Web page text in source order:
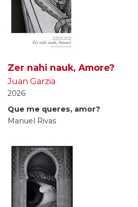
Zer nahi nauk, Amore?
Juan Garzia
2026
Que me queres, amor?
Manuel Rivas